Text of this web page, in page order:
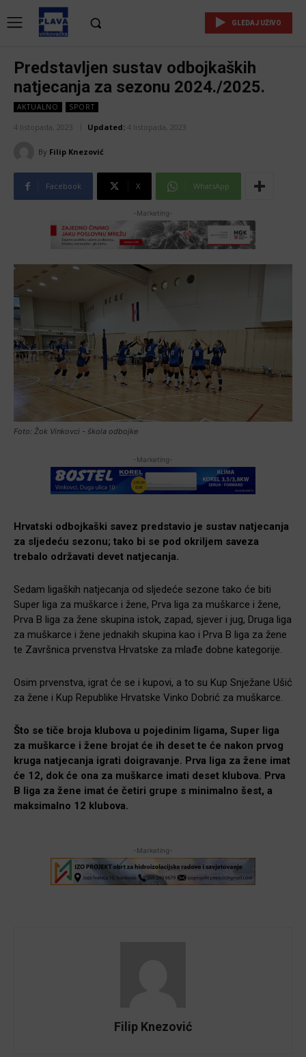
GLEDAJ UŽIVO
Predstavljen sustav odbojkaških
natjecanja za sezonu 2024./2025.
AKTUALNO SPORT
4 listopada, 2023 Updated: 4 listopada, 2023
By Filip Knezović
Facebook X WhatsApp
-Marketing-
Foto: Žok Vinkovci - škola odbojke
-Marketing-
Hrvatski odbojkaški savez predstavio je sustav natjecanja
za sljedeću sezonu; tako bi se pod okriljem saveza
trebalo održavati devet natjecanja.
Sedam ligaških natjecanja od sljedeće sezone tako će biti
Super liga za muškarce i žene, Prva liga za muškarce i žene,
Prva B liga za žene skupina istok, zapad, sjever i jug, Druga liga
za muškarce i žene jednakih skupina kao i Prva B liga za žene
te Završnica prvenstva Hrvatske za mlađe dobne kategorije.
Osim prvenstva, igrat će se i kupovi, a to su Kup Snježane Ušić
za žene i Kup Republike Hrvatske Vinko Dobrić za muškarce.
Što se tiče broja klubova u pojedinim ligama, Super liga
za muškarce i žene brojat će ih deset te će nakon prvog
kruga natjecanja igrati doigravanje. Prva liga za žene imat
će 12, dok će ona za muškarce imati deset klubova. Prva
B liga za žene imat će četiri grupe s minimalno šest, a
maksimalno 12 klubova.
-Marketing-
Filip Knezović